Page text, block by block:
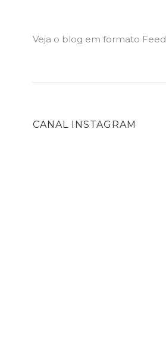
Veja o blog em formato Feed
CANAL INSTAGRAM